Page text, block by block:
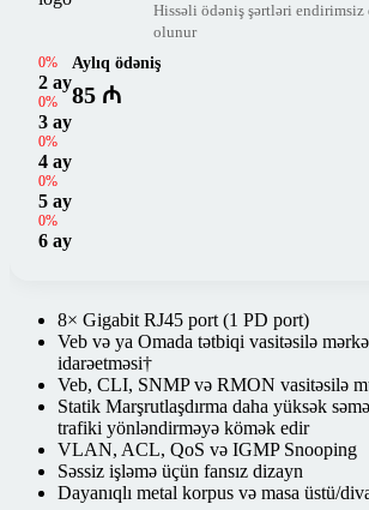
Hissəli ödəniş şərtləri endirimsiz
olunur
0%
2 ay
0%
3 ay
0%
4 ay
0%
5 ay
0%
6 ay
Aylıq ödəniş
85 ₼
8× Gigabit RJ45 port (1 PD port)
Veb və ya Omada tətbiqi vasitəsilə
idarəetməsi†
Veb, CLI, SNMP və RMON vasitəsilə
Statik Marşrutlaşdırma daha yüksək
trafiki yönləndirməyə kömək edir
VLAN, ACL, QoS və IGMP Snooping
Səssiz işləmə üçün fansız dizayn
Dayanıqlı metal korpus və masa üstü/